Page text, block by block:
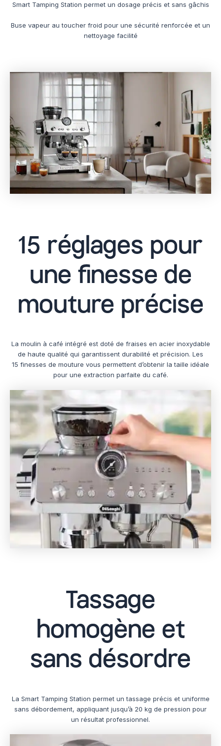
Smart Tamping Station permet un dosage précis et sans gâchis
Buse vapeur au toucher froid pour une sécurité renforcée et un
nettoyage facilité
15 réglages pour
une finesse de
mouture précise
La moulin à café intégré est doté de fraises en acier inoxydable
de haute qualité qui garantissent durabilité et précision. Les
15 finesses de mouture vous permettent d’obtenir la taille idéale
pour une extraction parfaite du café.
Tassage
homogène et
sans désordre
La Smart Tamping Station permet un tassage précis et uniforme
sans débordement, appliquant jusqu’à 20 kg de pression pour
un résultat professionnel.